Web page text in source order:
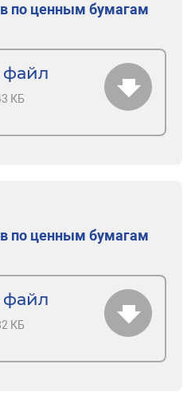
по ценным бумагам
файл
КБ
по ценным бумагам
файл
КБ